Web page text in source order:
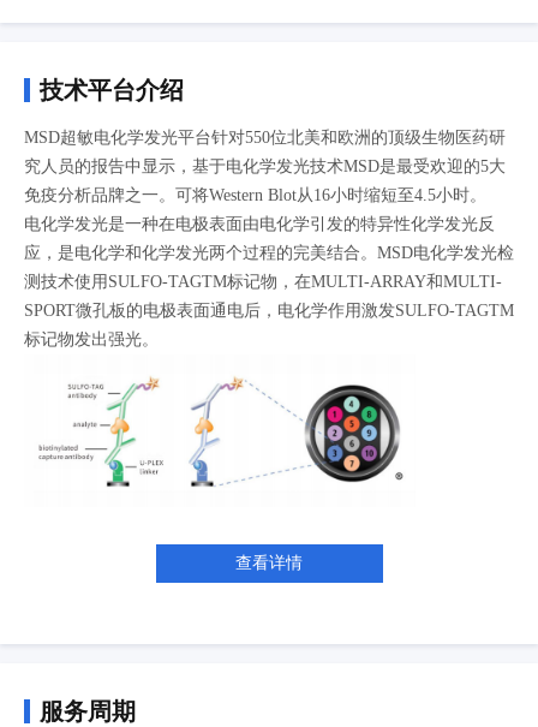
技术平台介绍
MSD超敏电化学发光平台针对550位北美和欧洲的顶级生物医药研
究人员的报告中显示，基于电化学发光技术MSD是最受欢迎的5大
免疫分析品牌之一。可将Western Blot从16小时缩短至4.5小时。
电化学发光是一种在电极表面由电化学引发的特异性化学发光反
应，是电化学和化学发光两个过程的完美结合。MSD电化学发光检
测技术使用SULFO-TAGTM标记物，在MULTI-ARRAY和MULTI-
SPORT微孔板的电极表面通电后，电化学作用激发SULFO-TAGTM
标记物发出强光。
查看详情
服务周期